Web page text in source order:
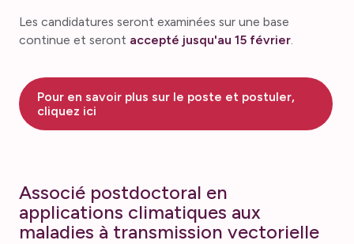
Les candidatures seront examinées sur une base
continue et seront accepté jusqu'au 15 février.
Pour en savoir plus sur le poste et postuler,
cliquez ici
Associé postdoctoral en
applications climatiques aux
maladies à transmission vectorielle